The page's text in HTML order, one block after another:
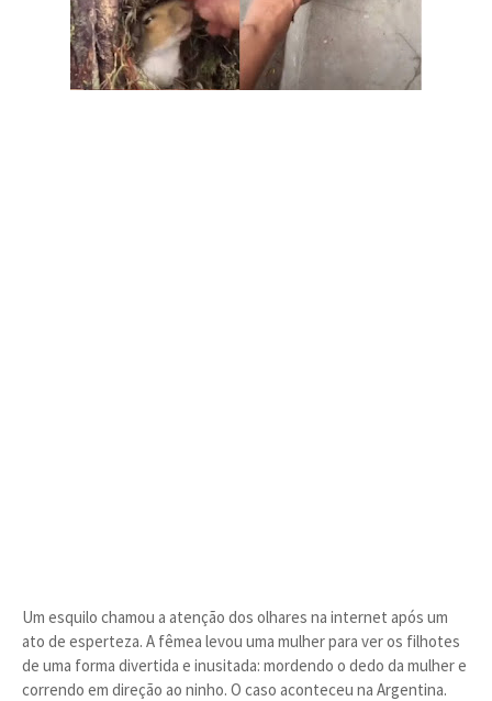
Um esquilo chamou a atenção dos olhares na internet após um
ato de esperteza. A fêmea levou uma mulher para ver os filhotes
de uma forma divertida e inusitada: mordendo o dedo da mulher e
correndo em direção ao ninho. O caso aconteceu na Argentina.